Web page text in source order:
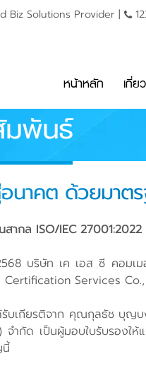
Biz Solutions Provider |
หน้าหลัก เกี่ย
มพันธ์
นาคต ด้วยมาต
สากล ISO/IEC
บริษัท เค เอส ซี คอมเม
Certification Services
รับเกียรติจาก คุณกุลธัช บุ
) จำกัด เป็นผู้มอบใบรับรอ
นี้